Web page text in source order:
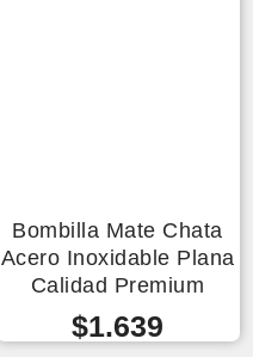
Bombilla Mate Chata
Acero Inoxidable Plana
Calidad Premium
$1.639